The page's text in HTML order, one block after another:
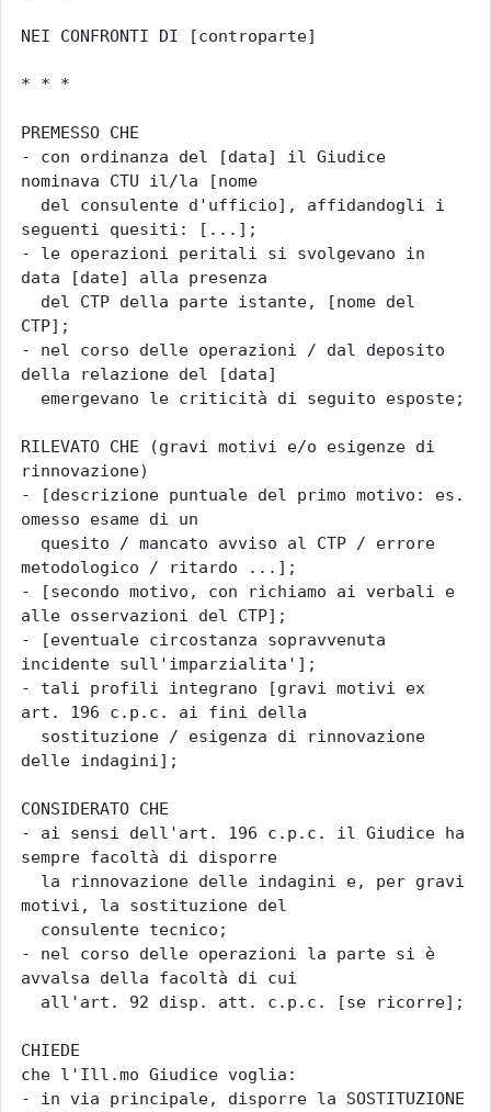
NEI CONFRONTI DI [controparte]
* * *
PREMESSO CHE
- con ordinanza del [data] il Giudice
nominava CTU il/la [nome
seguenti quesiti: [...];
- le operazioni peritali si svolgevano in
data [date] alla presenza
CTP];
- nel corso delle operazioni / dal deposito
della relazione del [data]
RILEVATO CHE (gravi motivi e/o esigenze di
rinnovazione)
- [descrizione puntuale del primo motivo: es.
omesso esame di un
metodologico / ritardo ...];
- [secondo motivo, con richiamo ai verbali e
alle osservazioni del CTP];
- [eventuale circostanza sopravvenuta
incidente sull'imparzialita'];
- tali profili integrano [gravi motivi ex
art. 196 c.p.c. ai fini della
delle indagini];
CONSIDERATO CHE
- ai sensi dell'art. 196 c.p.c. il Giudice ha
sempre facoltà di disporre
motivi, la sostituzione del
- nel corso delle operazioni la parte si è
avvalsa della facoltà di cui
CHIEDE
che l'Ill.mo Giudice voglia:
- in via principale, disporre la SOSTITUZIONE